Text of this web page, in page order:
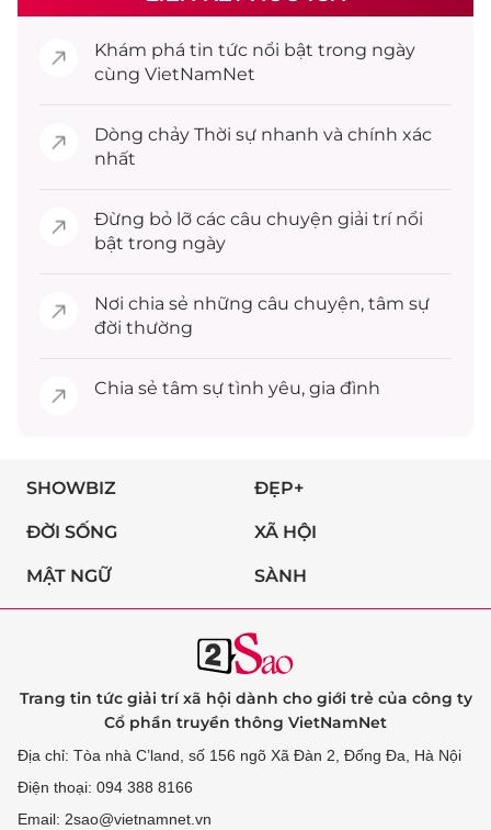
Khám phá tin tức nổi bật trong ngày
cùng VietNamNet
Dòng chảy Thời sự nhanh và chính xác
nhất
Đừng bỏ lỡ các câu chuyện giải trínổi
bật trong ngày
Nơi chia sẻ những câu chuyện, tâm sự
đời thường
Chia sẻ tâm sự tình yêu, gia đình
SHOWBIZ ĐẸP+
ĐỜI SỐNG XÃ HỘI
MẬT NGỮ SÀNH
Trang tin tức giải trí xã hội dành cho giới trẻ của công ty
Cổ phần truyền thông VietNamNet
Địa chỉ: Tòa nhà C’land, số 156 ngõ Xã Đàn 2, Đống Đa, Hà Nội
Điện thoại: 094 388 8166
Email: 2sao@vietnamnet.vn